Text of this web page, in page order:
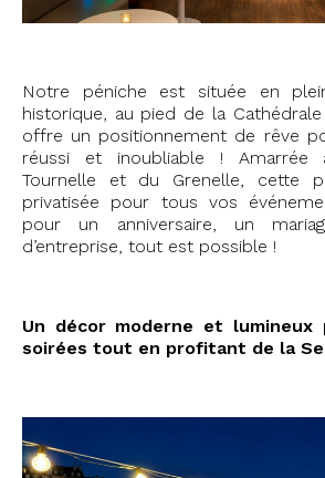
Notre péniche est située en
historique, au pied de la
offre un positionnement de rêve
réussi et inoubliable !
Tournelle et du Grenelle, cette
privatisée pour tous vos
pour un anniversaire, un
d’entreprise, tout est possible !
Un décor moderne et lumineux
soirées tout en profitant de la